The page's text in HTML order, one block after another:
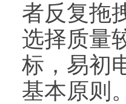
者反复拖
选择质量
标，易初
基本原则